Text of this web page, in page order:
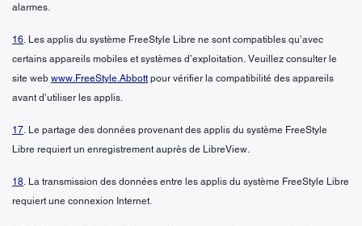
alarmes.
16. Les applis du système FreeStyle Libre ne sont compatibles qu’avec
certains appareils mobiles et systèmes d’exploitation. Veuillez consulter le
site web www.FreeStyle.Abbott pour vérifier la compatibilité des appareils
avant d’utiliser les applis.
17. Le partage des données provenant des applis du système FreeStyle
Libre requiert un enregistrement auprès de LibreView.
18. La transmission des données entre les applis du système FreeStyle Libre
requiert une connexion Internet.